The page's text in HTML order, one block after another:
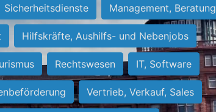
Sicherheitsdienste Management, Beratung
Hilfskräfte, Aushilfs- und Nebenjobs
Rechtswesen IT, Software
Vertrieb, Verkauf, Sales